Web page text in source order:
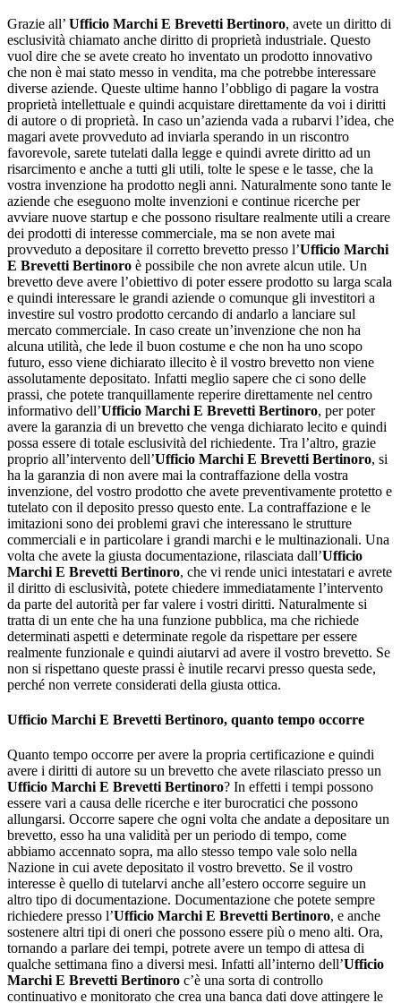
Grazie all’ Ufficio Marchi E Brevetti Bertinoro, avete un diritto di
esclusività chiamato anche diritto di proprietà industriale. Questo
vuol dire che se avete creato ho inventato un prodotto innovativo
che non è mai stato messo in vendita, ma che potrebbe interessare
diverse aziende. Queste ultime hanno l’obbligo di pagare la vostra
proprietà intellettuale e quindi acquistare direttamente da voi i diritti
di autore o di proprietà. In caso un’azienda vada a rubarvi l’idea, che
magari avete provveduto ad inviarla sperando in un riscontro
favorevole, sarete tutelati dalla legge e quindi avrete diritto ad un
risarcimento e anche a tutti gli utili, tolte le spese e le tasse, che la
vostra invenzione ha prodotto negli anni. Naturalmente sono tante le
aziende che eseguono molte invenzioni e continue ricerche per
avviare nuove startup e che possono risultare realmente utili a creare
dei prodotti di interesse commerciale, ma se non avete mai
provveduto a depositare il corretto brevetto presso l’Ufficio Marchi
E Brevetti Bertinoro è possibile che non avrete alcun utile. Un
brevetto deve avere l’obiettivo di poter essere prodotto su larga scala
e quindi interessare le grandi aziende o comunque gli investitori a
investire sul vostro prodotto cercando di andarlo a lanciare sul
mercato commerciale. In caso create un’invenzione che non ha
alcuna utilità, che lede il buon costume e che non ha uno scopo
futuro, esso viene dichiarato illecito è il vostro brevetto non viene
assolutamente depositato. Infatti meglio sapere che ci sono delle
prassi, che potete tranquillamente reperire direttamente nel centro
informativo dell’Ufficio Marchi E Brevetti Bertinoro, per poter
avere la garanzia di un brevetto che venga dichiarato lecito e quindi
possa essere di totale esclusività del richiedente. Tra l’altro, grazie
proprio all’intervento dell’Ufficio Marchi E Brevetti Bertinoro, si
ha la garanzia di non avere mai la contraffazione della vostra
invenzione, del vostro prodotto che avete preventivamente protetto e
tutelato con il deposito presso questo ente. La contraffazione e le
imitazioni sono dei problemi gravi che interessano le strutture
commerciali e in particolare i grandi marchi e le multinazionali. Una
volta che avete la giusta documentazione, rilasciata dall’Ufficio
Marchi E Brevetti Bertinoro, che vi rende unici intestatari e avrete
il diritto di esclusività, potete chiedere immediatamente l’intervento
da parte del autorità per far valere i vostri diritti. Naturalmente si
tratta di un ente che ha una funzione pubblica, ma che richiede
determinati aspetti e determinate regole da rispettare per essere
realmente funzionale e quindi aiutarvi ad avere il vostro brevetto. Se
non si rispettano queste prassi è inutile recarvi presso questa sede,
perché non verrete considerati della giusta ottica.
Ufficio Marchi E Brevetti Bertinoro, quanto tempo occorre
Quanto tempo occorre per avere la propria certificazione e quindi
avere i diritti di autore su un brevetto che avete rilasciato presso un
Ufficio Marchi E Brevetti Bertinoro? In effetti i tempi possono
essere vari a causa delle ricerche e iter burocratici che possono
allungarsi. Occorre sapere che ogni volta che andate a depositare un
brevetto, esso ha una validità per un periodo di tempo, come
abbiamo accennato sopra, ma allo stesso tempo vale solo nella
Nazione in cui avete depositato il vostro brevetto. Se il vostro
interesse è quello di tutelarvi anche all’estero occorre seguire un
altro tipo di documentazione. Documentazione che potete sempre
richiedere presso l’Ufficio Marchi E Brevetti Bertinoro, e anche
sostenere altri tipi di oneri che possono essere più o meno alti. Ora,
tornando a parlare dei tempi, potrete avere un tempo di attesa di
qualche settimana fino a diversi mesi. Infatti all’interno dell’Ufficio
Marchi E Brevetti Bertinoro c’è una sorta di controllo
continuativo e monitorato che crea una banca dati dove attingere le